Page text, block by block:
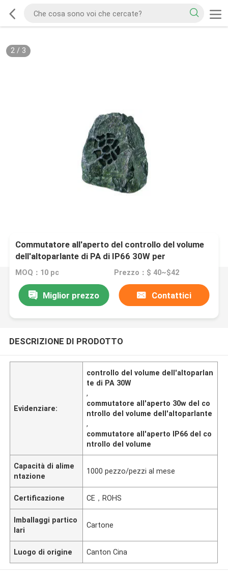
2/ 3
Commutatore all'aperto del controllo del volume
dell'altoparlante di PA di IP66 30W per
l'altoparlante del giardino
MOQ：10 pc Prezzo：$ 40~$42
Miglior prezzo Contattici
DESCRIZIONE DI PRODOTTO
Evidenziare:
controllo del volume dell'altoparlan
te di PA 30W
,
commutatore all'aperto 30w del co
ntrollo del volume dell'altoparlante
,
commutatore all'aperto IP66 del co
ntrollo del volume
Capacità di alime
ntazione
1000 pezzo/pezzi al mese
Certificazione CE，ROHS
Imballaggi partico
lari
Cartone
Luogo di origine Canton Cina